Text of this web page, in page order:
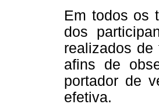
Em todos os
dos
realizados de
afins de
portador de
efetiva.